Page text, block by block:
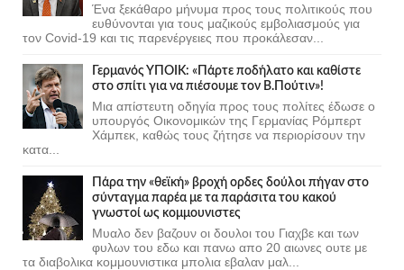
Ένα ξεκάθαρο μήνυμα προς τους πολιτικούς που
ευθύνονται για τους μαζικούς εμβολιασμούς για
τον Covid-19 και τις παρενέργειες που προκάλεσαν...
Γερμανός ΥΠΟΙΚ: «Πάρτε ποδήλατο και καθίστε
στο σπίτι για να πιέσουμε τον Β.Πούτιν»!
Μια απίστευτη οδηγία προς τους πολίτες έδωσε ο
υπουργός Οικονομικών της Γερμανίας Ρόμπερτ
Χάμπεκ, καθώς τους ζήτησε να περιορίσουν την
κατα...
Πάρα την «θεϊκή» βροχή ορδες δούλοι πήγαν στο
σύνταγμα παρέα με τα παράσιτα του κακού
γνωστοί ως κομμουνιστες
Μυαλο δεν βαζουν οι δουλοι του Γιαχβε και των
φυλων του εδω και πανω απο 20 αιωνες ουτε με
τα διαβολικα κομμουνιστικα μπολια εβαλαν μαλ...